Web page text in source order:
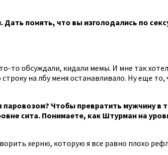
понять, что вы изголодались по
то обсуждали, кидали мемы. И мне так
на лбу меня останавливало. Ну еще
Чтобы превратить мужчину в
сита. Понимаете, как Штурман на
херню, которую я все равно плохо